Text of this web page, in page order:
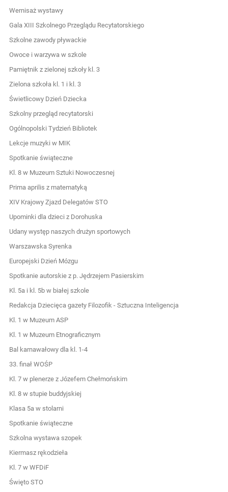
Wernisaż wystawy
Gala XIII Szkolnego Przeglądu Recytatorskiego
Szkolne zawody pływackie
Owoce i warzywa w szkole
Pamiętnik z zielonej szkoły kl. 3
Zielona szkoła kl. 1 i kl. 3
Świetlicowy Dzień Dziecka
Szkolny przegląd recytatorski
Ogólnopolski Tydzień Bibliotek
Lekcje muzyki w MIK
Spotkanie świąteczne
Kl. 8 w Muzeum Sztuki Nowoczesnej
Prima aprilis z matematyką
XIV Krajowy Zjazd Delegatów STO
Upominki dla dzieci z Dorohuska
Udany występ naszych drużyn sportowych
Warszawska Syrenka
Europejski Dzień Mózgu
Spotkanie autorskie z p. Jędrzejem Pasierskim
Kl. 5a i kl. 5b w białej szkole
Redakcja Dziecięca gazety Filozofik - Sztuczna Inteligencja
Kl. 1 w Muzeum ASP
Kl. 1 w Muzeum Etnograficznym
Bal karnawałowy dla kl. 1-4
33. finał WOŚP
Kl. 7 w plenerze z Józefem Chełmońskim
Kl. 8 w stupie buddyjskiej
Klasa 5a w stolarni
Spotkanie świąteczne
Szkolna wystawa szopek
Kiermasz rękodzieła
Kl. 7 w WFDiF
Święto STO